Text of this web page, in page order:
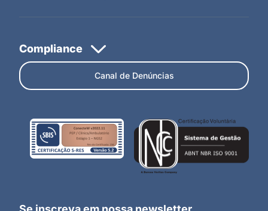
Canal de Denúncias